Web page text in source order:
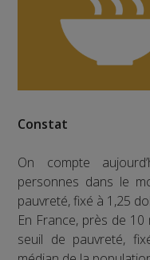
Constat
On compte
personnes dans le
pauvreté, fixé à 1,25
En France, près de
seuil de pauvreté,